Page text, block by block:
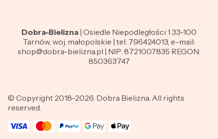
Dobra-Bielizna | Osiedle Niepodległości 1 33-100
Tarnów, woj. małopolskie | tel: 796424013, e-mail:
shop@dobra-bielizna.pl | NIP: 8721007835 REGON:
850363747
© Copyright 2018-2026. Dobra Bielizna. All rights
reserved.